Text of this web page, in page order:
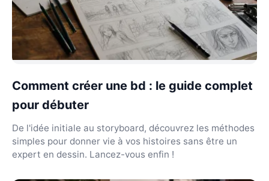
Comment créer une bd : le guide complet
pour débuter
De l'idée initiale au storyboard, découvrez les méthodes
simples pour donner vie à vos histoires sans être un
expert en dessin. Lancez-vous enfin !